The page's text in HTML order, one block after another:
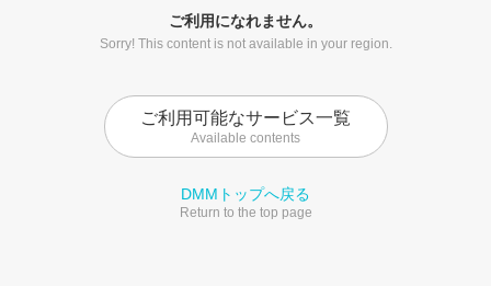
ご利用になれません。
Sorry! This content is not available in your region.
ご利用可能なサービス一覧
Available contents
DMMトップへ戻る
Return to the top page